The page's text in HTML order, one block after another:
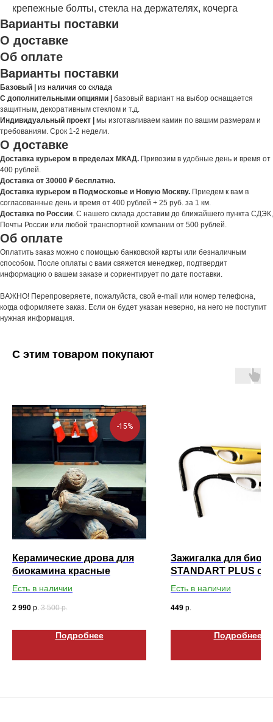
крепежные болты, стекла на держателях, кочерга
Варианты поставки
О доставке
Об оплате
Варианты поставки
Базовый | из наличия со склада
С дополнительными опциями | базовый вариант на выбор оснащается
защитным, декоративным стеклом и т.д.
Индивидуальный проект | мы изготавливаем камин по вашим размерам и
требованиям. Срок 1-2 недели.
О доставке
Доставка курьером в пределах МКАД. Привозим в удобные день и время от
400 рублей.
Доставка от 30000 ₽ бесплатно.
Доставка курьером в Подмосковье и Новую Москву. Приедем к вам в
согласованные день и время от 400 рублей + 25 руб. за 1 км.
Доставка по России. С нашего склада доставим до ближайшего пункта СДЭК,
Почты России или любой транспортной компании от 500 рублей.
Об оплате
Оплатить заказ можно с помощью банковской карты или безналичным
способом. После оплаты с вами свяжется менеджер, подтвердит
информацию о вашем заказе и сориентирует по дате поставки.
ВАЖНО! Перепроверяете, пожалуйста, свой e-mail или номер телефона,
когда оформляете заказ. Если он будет указан неверно, на него не поступит
нужная информация.
С этим товаром покупают
-15%
Керамические дрова для
биокамина красные
Есть в наличии
2 990 р. 3 500 р.
Подробнее
Зажигалка для
STANDART PLUS с
носиком
Есть в наличии
449 р.
Подробнее